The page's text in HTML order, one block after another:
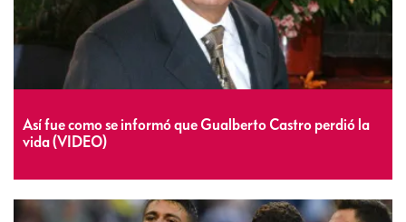
Así fue como se informó que Gualberto Castro perdió la
vida (VIDEO)